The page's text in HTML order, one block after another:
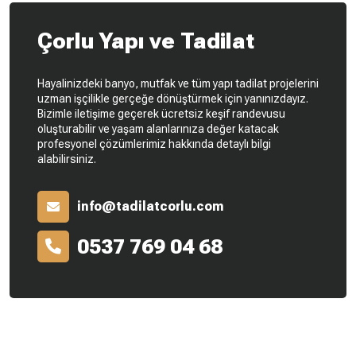
Çorlu Yapı ve Tadilat
Hayalinizdeki banyo, mutfak ve tüm yapı tadilat projelerini
uzman işçilikle gerçeğe dönüştürmek için yanınızdayız.
Bizimle iletişime geçerek ücretsiz keşif randevusu
oluşturabilir ve yaşam alanlarınıza değer katacak
profesyonel çözümlerimiz hakkında detaylı bilgi
alabilirsiniz.
info@tadilatcorlu.com
0537 769 04 68